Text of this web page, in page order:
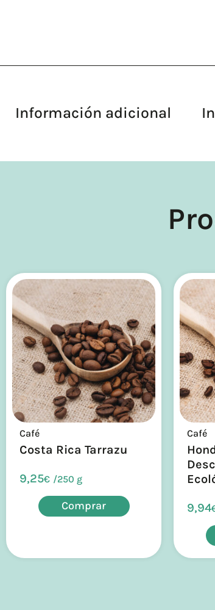
Información adicional
Café
Costa Rica Tarrazu
9,25€ /250 g
Comprar
Café
9,94